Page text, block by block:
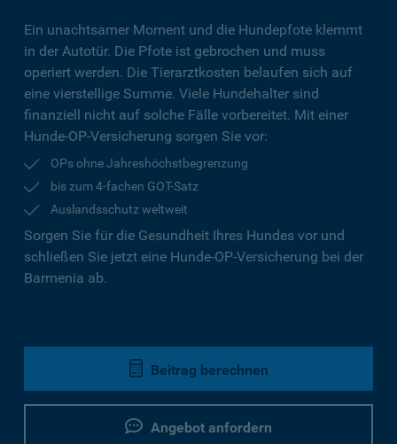
Ein unachtsamer Moment und die Hundepfote klemmt
in der Autotür. Die Pfote ist gebrochen und muss
operiert werden. Die Tierarztkosten belaufen sich auf
eine vierstellige Summe. Viele Hundehalter sind
finanziell nicht auf solche Fälle vorbereitet. Mit einer
Hunde-OP-Versicherung sorgen Sie vor:
OPs ohne Jahreshöchstbegrenzung
bis zum 4-fachen GOT-Satz
Auslandsschutz weltweit
Sorgen Sie für die Gesundheit Ihres Hundes vor und
schließen Sie jetzt eine Hunde-OP-Versicherung bei der
Barmenia ab.
Beitrag berechnen
Angebot anfordern